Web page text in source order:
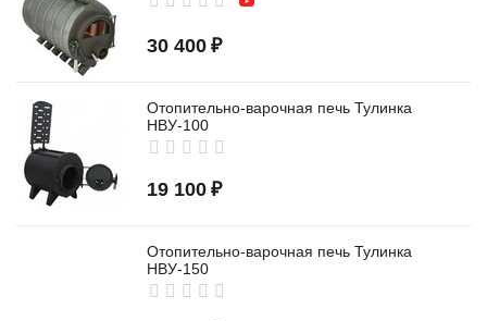
30 400 ₽
Отопительно-варочная печь Тулинка
НВУ-100
19 100 ₽
Отопительно-варочная печь Тулинка
НВУ-150